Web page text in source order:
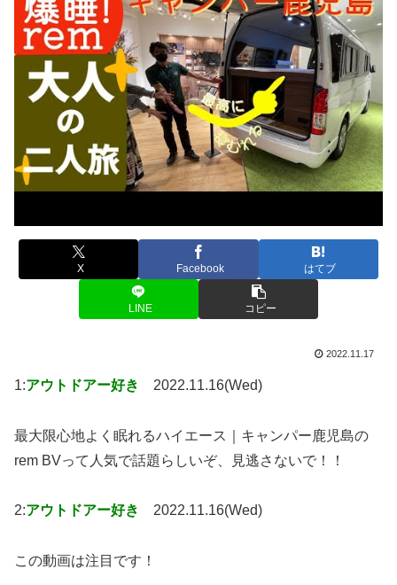
X Facebook はてブ
LINE コピー
2022.11.17
1:アウトドアー好き 2022.11.16(Wed)
最大限心地よく眠れるハイエース｜キャンパー鹿児島の
rem BVって人気で話題らしいぞ、見逃さないで！！
2:アウトドアー好き 2022.11.16(Wed)
この動画は注目です！